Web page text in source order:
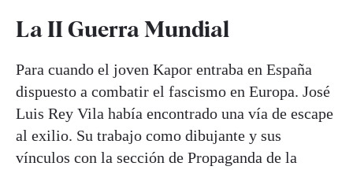
La II Guerra Mundial
Para cuando el joven Kapor entraba en España
dispuesto a combatir el fascismo en Europa. José
Luis Rey Vila había encontrado una vía de escape
al exilio. Su trabajo como dibujante y sus
vínculos con la sección de Propaganda de la